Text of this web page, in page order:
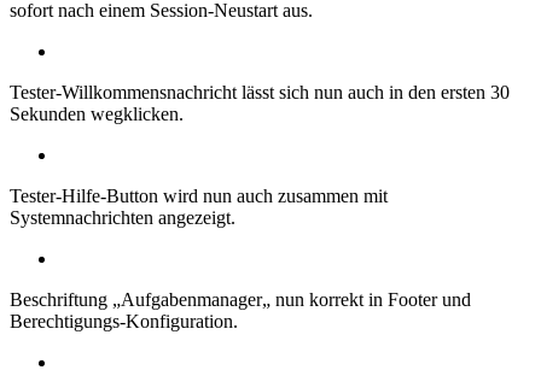
sofort nach einem Session-Neustart aus.
Tester-Willkommensnachricht lässt sich nun auch in den ersten 30
Sekunden wegklicken.
Tester-Hilfe-Button wird nun auch zusammen mit
Systemnachrichten angezeigt.
Beschriftung „Aufgabenmanager„ nun korrekt in Footer und
Berechtigungs-Konfiguration.